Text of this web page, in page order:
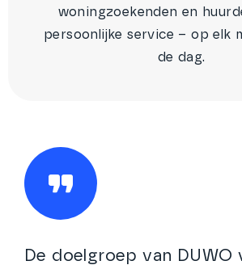
woningzoekenden en
persoonlijke service – op elk
de dag.
De doelgroep van DUWO